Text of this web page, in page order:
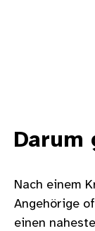
Darum
Nach einem
Angehörige
einen